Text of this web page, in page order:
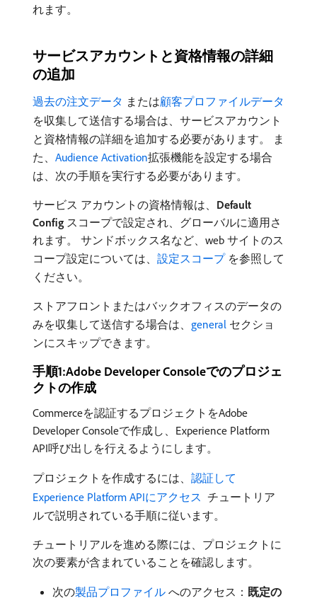
れます。
サービスアカウントと資格情報の詳細
の追加
過去の注文データ ​ または顧客プロファイルデータ
を収集して送信する場合は、サービスアカウント
と資格情報の詳細を追加する必要があります。 ま
た、 Audience Activation拡張機能を設定する場合
は、次の手順を実行する必要があります。
サービス アカウントの資格情報は、 Default
Config スコープで設定され、グローバルに適用さ
れます。 サンドボックス名など、web サイトのス
コープ設定については、 設定スコープ ​ を参照して
ください。
ストアフロントまたはバックオフィスのデータの
みを収集して送信する場合は、 general セクショ
ンにスキップできます。
手順1:Adobe Developer Consoleでのプロジェ
クトの作成
Commerceを認証するプロジェクトをAdobe
Developer Consoleで作成し、Experience Platform
API呼び出しを行えるようにします。
プロジェクトを作成するには、 認証して
Experience Platform APIにアクセス ​ チュートリア
ルで説明されている手順に従います。
チュートリアルを進める際には、プロジェクトに
次の要素が含まれていることを確認します。
次の製品プロファイル ​ へのアクセス： 既定の